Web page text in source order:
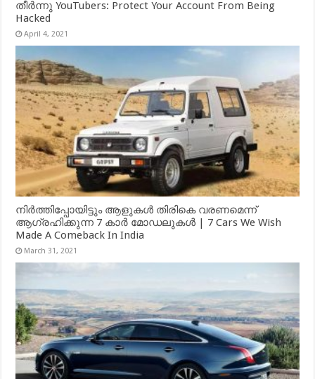
തീർന്നു YouTubers: Protect Your Account From Being
Hacked
April 4, 2021
നിർത്തിപ്പോയിട്ടും ആളുകൾ തിരികെ വരണമെന്ന്
ആഗ്രഹിക്കുന്ന 7 കാർ മോഡലുകൾ | 7 Cars We Wish
Made A Comeback In India
March 31, 2021